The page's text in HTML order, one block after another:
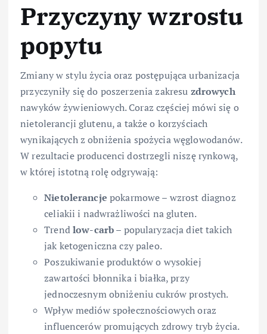
Przyczyny wzrostu
popytu
Zmiany w stylu życia oraz postępująca urbanizacja
przyczyniły się do poszerzenia zakresu zdrowych
nawyków żywieniowych. Coraz częściej mówi się o
nietolerancji glutenu, a także o korzyściach
wynikających z obniżenia spożycia węglowodanów.
W rezultacie producenci dostrzegli niszę rynkową,
w której istotną rolę odgrywają:
Nietolerancje pokarmowe – wzrost diagnoz
celiakii i nadwrażliwości na gluten.
Trendlow-carb– popularyzacja diet takich
jak ketogeniczna czy paleo.
Poszukiwanie produktów o wysokiej
zawartości błonnika i białka, przy
jednoczesnym obniżeniu cukrów prostych.
Wpływ mediów społecznościowych oraz
influencerów promujących zdrowy tryb życia.